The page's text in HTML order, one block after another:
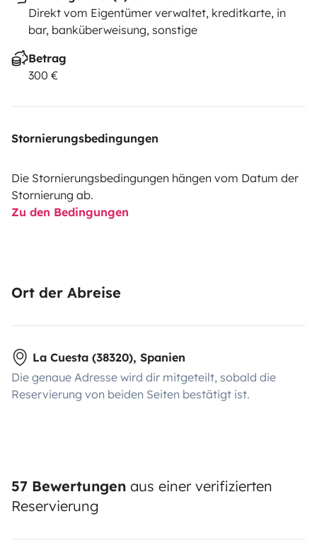
Direkt vom Eigentümer verwaltet, kreditkarte, in
bar, banküberweisung, sonstige
Betrag
300 €
Stornierungsbedingungen
Die Stornierungsbedingungen hängen vom Datum der
Stornierung ab.
Zu den Bedingungen
Ort der Abreise
La Cuesta (38320), Spanien
Die genaue Adresse wird dir mitgeteilt, sobald die
Reservierung von beiden Seiten bestätigt ist.
57 Bewertungen aus einer verifizierten
Reservierung